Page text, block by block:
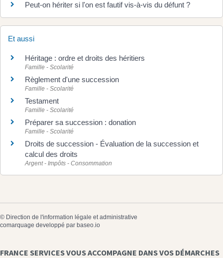
Peut-on hériter si l'on est fautif vis-à-vis du défunt ?
Et aussi
Héritage : ordre et droits des héritiers
Famille - Scolarité
Règlement d'une succession
Famille - Scolarité
Testament
Famille - Scolarité
Préparer sa succession : donation
Famille - Scolarité
Droits de succession - Évaluation de la succession et
calcul des droits
Argent - Impôts - Consommation
© Direction de l'information légale et administrative
comarquage developpé par baseo.io
FRANCE SERVICES VOUS ACCOMPAGNE DANS VOS DÉMARCHES